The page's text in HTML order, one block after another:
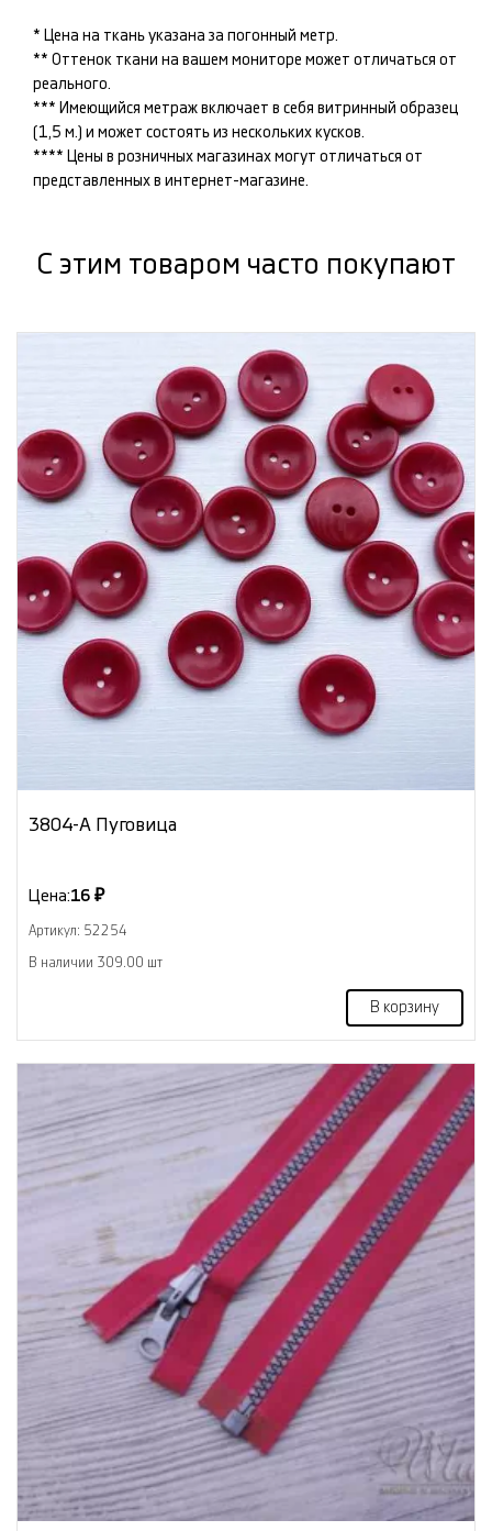
* Цена на ткань указана за погонный метр.
** Оттенок ткани на вашем мониторе может отличаться от
реального.
*** Имеющийся метраж включает в себя витринный образец
(1,5 м.) и может состоять из нескольких кусков.
**** Цены в розничных магазинах могут отличаться от
представленных в интернет-магазине.
С этим товаром часто покупают
3804-А Пуговица
Цена:16 ₽
Артикул: 52254
В наличии 309.00 шт
В корзину